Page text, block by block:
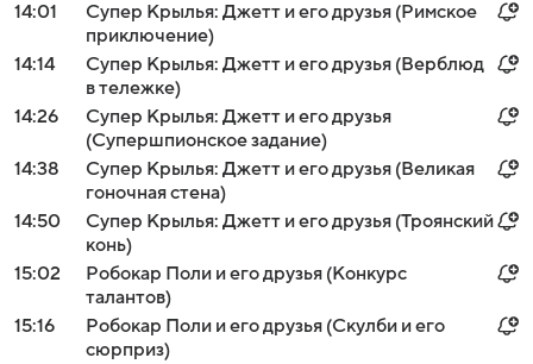
14:01
Супер Крылья: Джетт и его друзья (Римское
приключение)
14:14
Супер Крылья: Джетт и его друзья (Верблюд
в тележке)
14:26
Супер Крылья: Джетт и его друзья
(Супершпионское задание)
14:38
Супер Крылья: Джетт и его друзья (Великая
гоночная стена)
14:50
Супер Крылья: Джетт и его друзья (Троянский
конь)
15:02
Робокар Поли и его друзья (Конкурс
талантов)
15:16
Робокар Поли и его друзья (Скулби и его
сюрприз)